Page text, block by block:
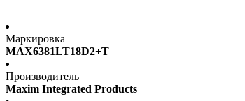
Маркировка
MAX6381LT18D2+T
Производитель
Maxim Integrated Products